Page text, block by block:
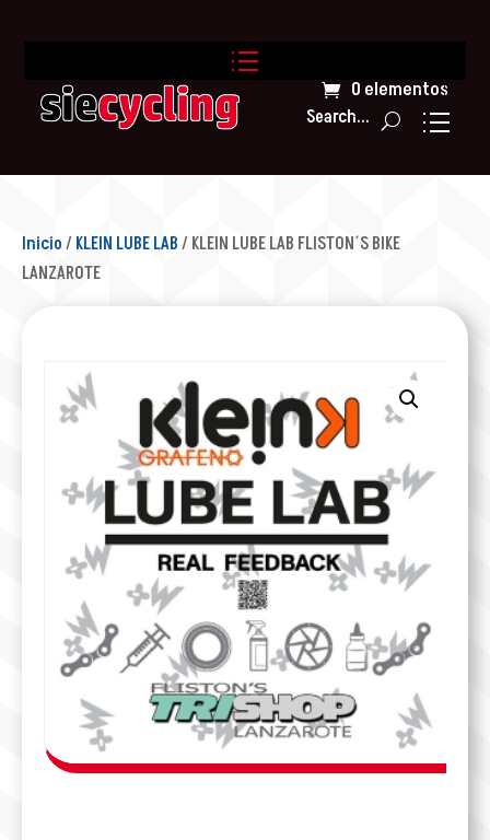
0 elementos
Search...
Inicio/ KLEIN LUBE LAB/ KLEIN LUBE LAB FLISTON´S BIKE
LANZAROTE